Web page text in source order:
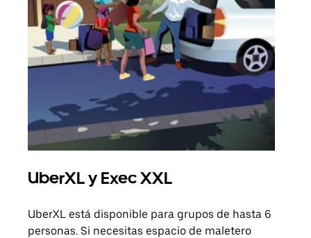
UberXL y Exec XXL
UberXL está disponible para grupos de hasta 6
personas. Si necesitas espacio de maletero